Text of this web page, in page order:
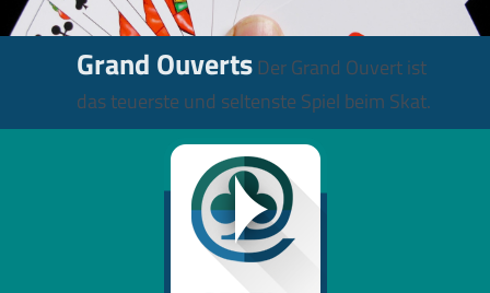
Grand OuvertsDer Grand Ouvert ist
das teuerste und seltenste Spiel beim Skat.